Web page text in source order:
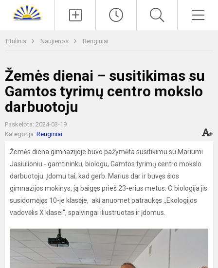
Titulinis Naujienos Renginiai
Žemės dienai – susitikimas su
Gamtos tyrimų centro mokslo
darbuotoju
Paskelbta: 2024-03-19
Kategorija: Renginiai
Žemės diena gimnazijoje buvo pažymėta susitikimu su Mariumi
Jasiulioniu - gamtininku, biologu, Gamtos tyrimų centro mokslo
darbuotoju. Įdomu tai, kad gerb. Marius dar ir buvęs šios
gimnazijos mokinys, ją baigęs prieš 23-erius metus. O biologija jis
susidomėjęs 10-je klasėje, akį anuomet patraukęs ,,Ekologijos
vadovėlis X klasei“, spalvingai iliustruotas ir įdomus.